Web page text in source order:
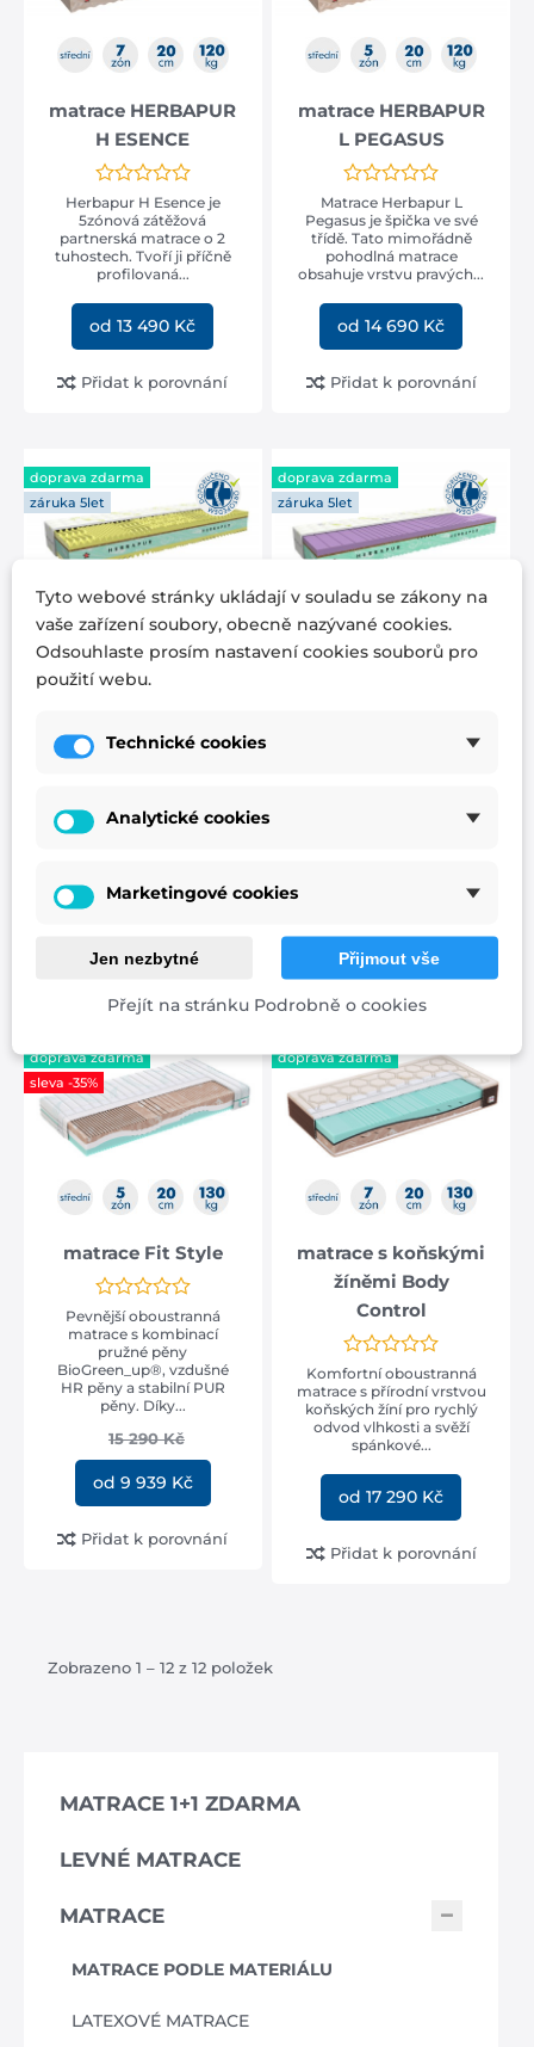
matrace HERBAPUR
H ESENCE
Herbapur H Esence je
5zónová zátěžová
partnerská matrace o 2
tuhostech. Tvoří ji příčně
profilovaná...
od 13 490 Kč
Přidat k porovnání
matrace HERBAPUR
L PEGASUS
Matrace Herbapur L
Pegasus je špička ve své
třídě. Tato mimořádně
pohodlná matrace
obsahuje vrstvu pravých...
od 14 690 Kč
Přidat k porovnání
doprava zdarma
záruka 5let
matrace HERBAPUR
Komfortní partnerská
heřmánkovým extraktem
profilované do 7...
od 13 990 Kč
doprava zdarma
záruka 5let
Přidat k porovnání
doprava zdarma
sleva -35%
matrace Fit Style
Pevnější oboustranná
matrace s kombinací
pružné pěny
BioGreen_up®, vzdušné
HR pěny a stabilní PUR
pěny. Díky...
15 290 Kč
od 9 939 Kč
Přidat k porovnání
doprava zdarma
matrace s koňskými
žíněmi Body
Control
Komfortní oboustranná
matrace s přírodní vrstvou
koňských žíní pro rychlý
odvod vlhkosti a svěží
spánkové...
od 17 290 Kč
Přidat k porovnání
Zobrazeno 1 – 12 z 12 položek
MATRACE 1+1 ZDARMA
LEVNÉ MATRACE
MATRACE
MATRACE PODLE MATERIÁLU
LATEXOVÉ MATRACE
Tyto webové stránky ukládají v souladu se zákony na
vaše zařízení soubory, obecně nazývané cookies.
Odsouhlaste prosím nastavení cookies souborů pro
použití webu.
Technické cookies
Analytické cookies
Marketingové cookies
Jen nezbytné Přijmout vše
Přejít na stránku Podrobně o cookies